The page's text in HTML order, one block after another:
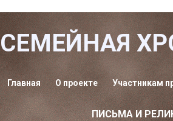
СЕМЕЙНАЯ
Главная О проекте Участникам
ПИСЬМА И